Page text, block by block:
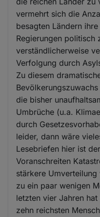
vermehrt sich die
besagten Ländern
Regierungen politisch
verständlicherweise
Verfolgung durch
Zu diesem
die bisher
Umbrüche (u.a.
durch
leider, dann wäre
Lesebriefen hier ist
Voranschreiten
stärkere
zu ein paar wenigen
letzten vier Jahren
zehn reichsten